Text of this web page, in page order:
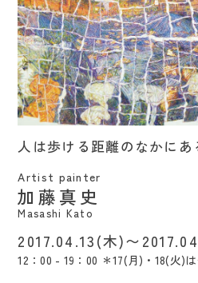
んでいる / Masashi Kato
人は歩ける距離のなかに
Artist painter
加藤真史
Masashi Kato
2017.04.13(木)〜
12：00 - 19：00 ＊17(月)・18(火)